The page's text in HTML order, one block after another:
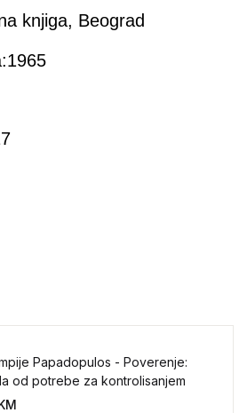
knjiga, Beograd
Papadopulos - Poverenje:
od potrebe za kontrolisanjem